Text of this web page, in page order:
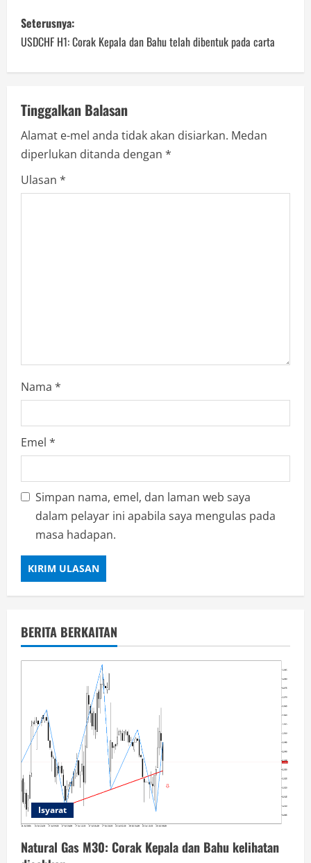
P
o
s
t
n
a
v
o
n
Seterusnya:
USDCHF H1: Corak Kepala dan Bahu telah dibentuk pada carta
Tinggalkan Balasan
Alamat e-mel anda tidak akan disiarkan. Medan
diperlukan ditanda dengan *
Ulasan *
Nama *
Emel *
Simpan nama, emel, dan laman web saya
dalam pelayar ini apabila saya mengulas pada
masa hadapan.
BERITA BERKAITAN
Isyarat
Natural Gas M30: Corak Kepala dan Bahu kelihatan